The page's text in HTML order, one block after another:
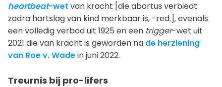
heartbeat-wet van kracht [die abortus verbiedt
zodra hartslag van kind merkbaar is, -red.], evenals
een volledig verbod uit 1925 en een trigger-wet uit
2021 die van kracht is geworden na de herziening
van Roe v. Wadein juni 2022.
Treurnis bij pro-lifers